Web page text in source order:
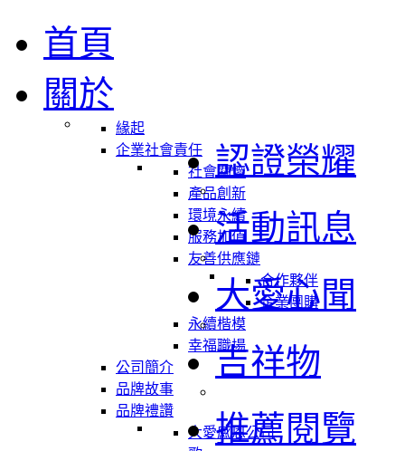
首頁
關於
緣起
企業社會責任
社會關懷
產品創新
環境永續
服務加值
友善供應鏈
合作夥伴
企業團購
永續楷模
幸福職場
公司簡介
品牌故事
品牌禮讚
大愛感恩公司
認證榮耀
活動訊息
大愛心聞
吉祥物
推薦閱覽